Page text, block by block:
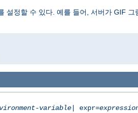
설정할 수 있다. 예를 들어, 서버가 GIF
variable| expr=